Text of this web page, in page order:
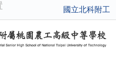
國立北科附工